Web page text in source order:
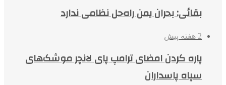
بقائی: بحران یمن راه‌حل نظامی ندارد
2 هفته پیش
پاره کردن امضای ترامپ پای لانچر موشک‌های
سپاه پاسداران